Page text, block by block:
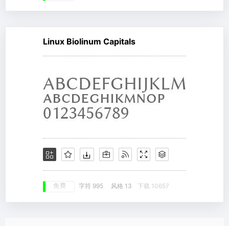
Linux Biolinum Capitals
免费 字符 995 风格 13 下载 10657